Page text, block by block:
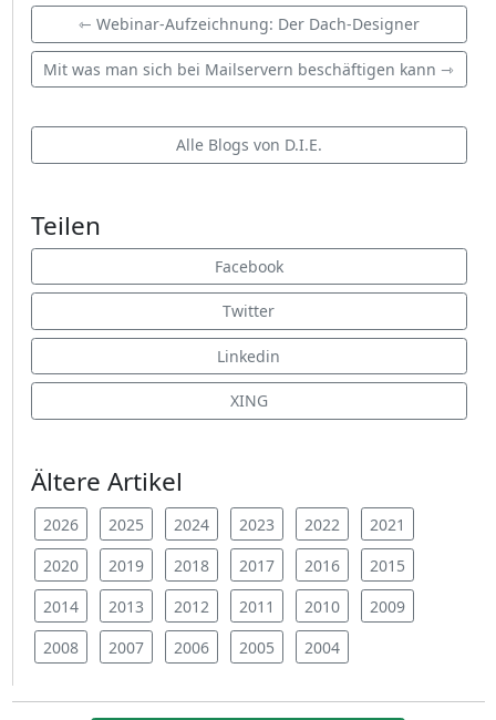
⇽ Webinar-Aufzeichnung: Der Dach-Designer
Mit was man sich bei Mailservern beschäftigen kann ⇾
Alle Blogs von D.I.E.
Teilen
Facebook
Twitter
Linkedin
XING
Ältere Artikel
2026 2025 2024 2023 2022
2021
2020
2019 2018 2017 2016
2015
2014
2013 2012 2011 2010
2009
2008
2007 2006 2005 2004